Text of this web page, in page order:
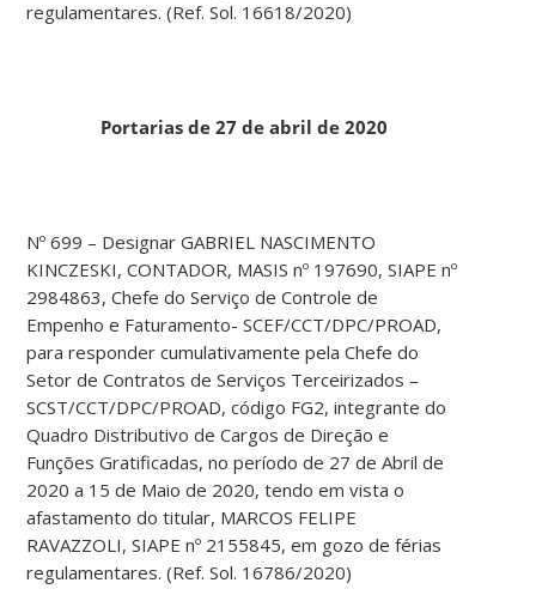
regulamentares. (Ref. Sol. 16618/2020)
Portarias de 27 de abril de 2020
Nº 699 – Designar GABRIEL NASCIMENTO
KINCZESKI, CONTADOR, MASIS nº 197690, SIAPE nº
2984863, Chefe do Serviço de Controle de
Empenho e Faturamento- SCEF/CCT/DPC/PROAD,
para responder cumulativamente pela Chefe do
Setor de Contratos de Serviços Terceirizados –
SCST/CCT/DPC/PROAD, código FG2, integrante do
Quadro Distributivo de Cargos de Direção e
Funções Gratificadas, no período de 27 de Abril de
2020 a 15 de Maio de 2020, tendo em vista o
afastamento do titular, MARCOS FELIPE
RAVAZZOLI, SIAPE nº 2155845, em gozo de férias
regulamentares. (Ref. Sol. 16786/2020)